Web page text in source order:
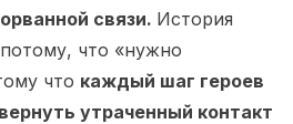
связи. История
что «нужно
что каждый шаг героев
утраченный контакт